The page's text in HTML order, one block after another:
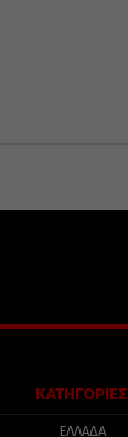
ΚΑΤΗΓΟΡΙΕΣ
ΕΛΛΑΔΑ